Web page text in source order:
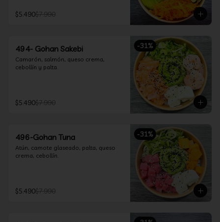
$5.490$7.990
-31%
494- Gohan Sakebi
Camarón, salmón, queso crema,
cebollín y palta.
$5.490$7.990
-31%
496-Gohan Tuna
Atún, camote glaseado, palta, queso
crema, cebollín.
$5.490$7.990